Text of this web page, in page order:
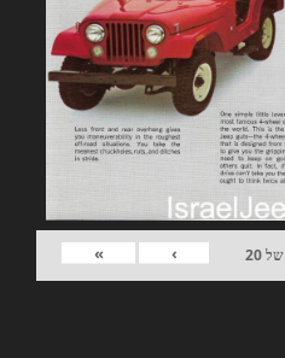
של20
›
»